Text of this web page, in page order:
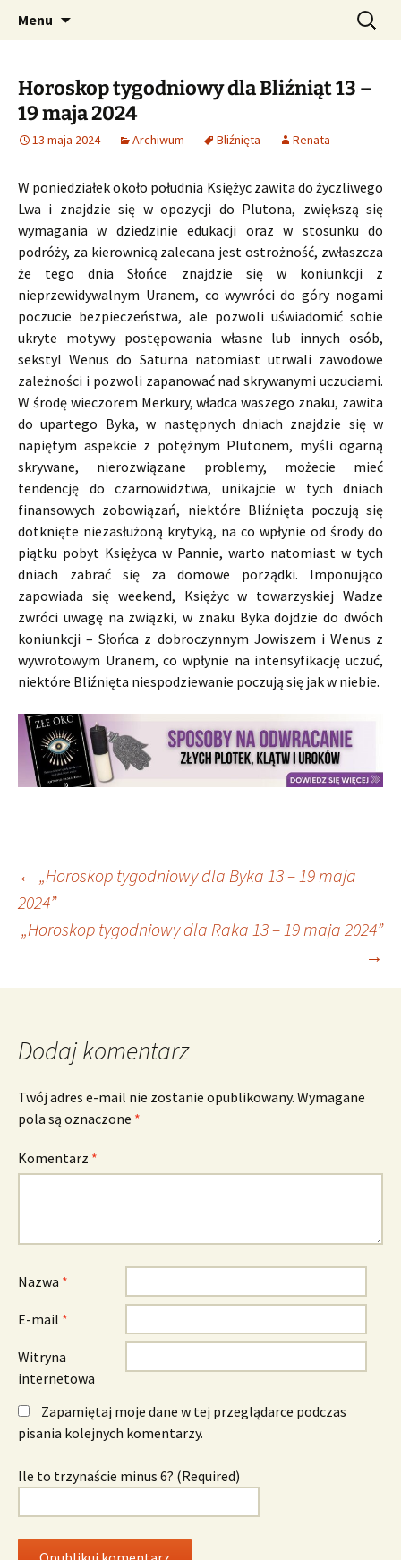
CzaroMarowy horoskop
dzienny, miesięczny i
tygodniowy
Profesjonalne przepowiednie astrologiczne
Menu Szukaj:
Horoskop tygodniowy dla Bliźniąt 13 –
19 maja 2024
13 maja 2024 Archiwum Bliźnięta Renata
W poniedziałek około południa Księżyc zawita do życzliwego
Lwa i znajdzie się w opozycji do Plutona, zwiększą się
wymagania w dziedzinie edukacji oraz w stosunku do
podróży, za kierownicą zalecana jest ostrożność, zwłaszcza
że tego dnia Słońce znajdzie się w koniunkcji z
nieprzewidywalnym Uranem, co wywróci do góry nogami
poczucie bezpieczeństwa, ale pozwoli uświadomić sobie
ukryte motywy postępowania własne lub innych osób,
sekstyl Wenus do Saturna natomiast utrwali zawodowe
zależności i pozwoli zapanować nad skrywanymi uczuciami.
W środę wieczorem Merkury, władca waszego znaku, zawita
do upartego Byka, w następnych dniach znajdzie się w
napiętym aspekcie z potężnym Plutonem, myśli ogarną
skrywane, nierozwiązane problemy, możecie mieć
tendencję do czarnowidztwa, unikajcie w tych dniach
finansowych zobowiązań, niektóre Bliźnięta poczują się
dotknięte niezasłużoną krytyką, na co wpłynie od środy do
piątku pobyt Księżyca w Pannie, warto natomiast w tych
dniach zabrać się za domowe porządki. Imponująco
zapowiada się weekend, Księżyc w towarzyskiej Wadze
zwróci uwagę na związki, w znaku Byka dojdzie do dwóch
koniunkcji – Słońca z dobroczynnym Jowiszem i Wenus z
wywrotowym Uranem, co wpłynie na intensyfikację uczuć,
niektóre Bliźnięta niespodziewanie poczują się jak w niebie.
Nawigacja
wpisu
← „Horoskop tygodniowy dla Byka 13 – 19 maja
2024”
„Horoskop tygodniowy dla Raka 13 – 19 maja 2024”
→
Dodaj komentarz
Twój adres e-mail nie zostanie opublikowany. Wymagane
pola są oznaczone *
Komentarz *
Nazwa *
E-mail *
Witryna
internetowa
Zapamiętaj moje dane w tej przeglądarce podczas
pisania kolejnych komentarzy.
Ile to trzynaście minus 6? (Required)